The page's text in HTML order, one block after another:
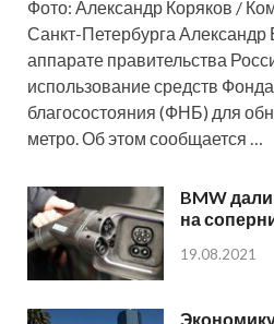
Фото: Александр Коряков /
Санкт-Петербурга Александр
аппарате правительства
использование средств
благосостояния (ФНБ) для
метро. Об этом сообщается …
BMW
на
19.08.2021